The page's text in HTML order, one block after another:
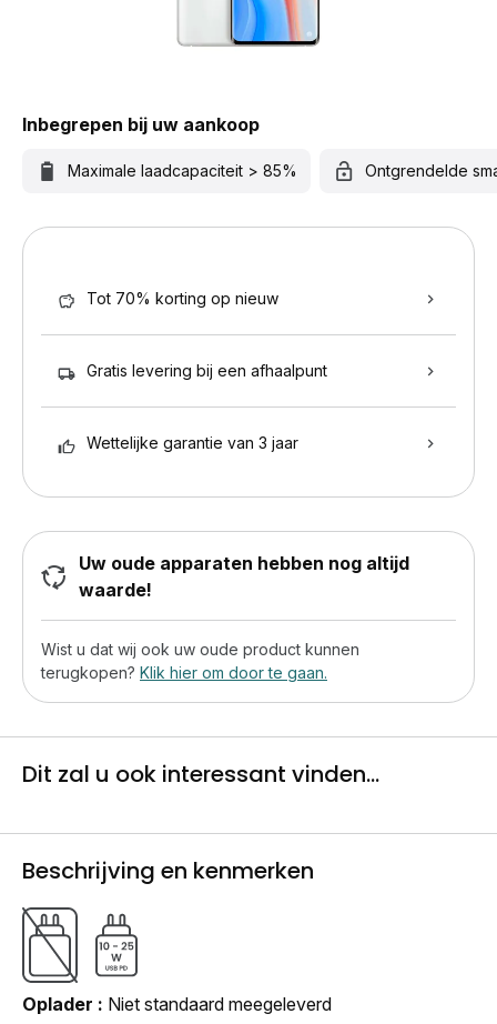
Inbegrepen bij uw aankoop
Maximale laadcapaciteit > 85% Ontgrendelde
Tot 70% korting op nieuw
Gratis levering bij een afhaalpunt
Wettelijke garantie van 3 jaar
Uw oude apparaten hebben nog altijd
waarde!
Wist u dat wij ook uw oude product kunnen
terugkopen? Klik hier om door te gaan.
Dit zal u ook interessant vinden...
Beschrijving en kenmerken
Oplader
Niet standaard meegeleverd